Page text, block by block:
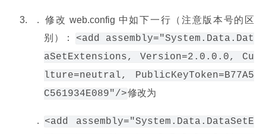
修改 web.config 中如下一行（注意版本号的区
别）：
<add assembly="System.Data.Dat
aSetExtensions, Version=2.0.0.0, Cu
lture=neutral, PublicKeyToken=B77A5
C561934E089"/>修改为
<add assembly="System.Data.DataSetE